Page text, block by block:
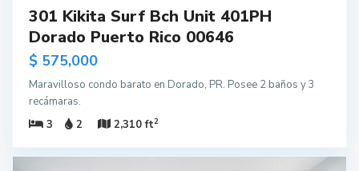
301 Kikita Surf Bch Unit 401PH
Dorado Puerto Rico 00646
$ 575,000
Maravilloso condo barato en Dorado, PR. Posee 2 baños y 3
recámaras.
3
2 2,310 ft2